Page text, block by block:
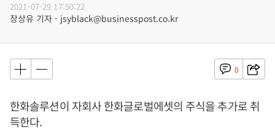
2021-07-29 17:50:22
장상유 기자 - jsyblack@businesspost.co.kr
0
한화솔루션이 자회사 한화글로벌에셋의 주식을 추가로 취
득한다.